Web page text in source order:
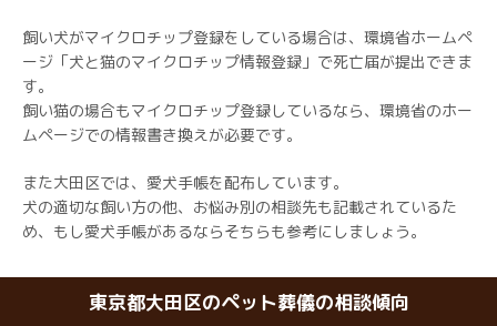
飼い犬がマイクロチップ登録をしている場合は、環境省ホームペ
ージ「犬と猫のマイクロチップ情報登録」で死亡届が提出できま
す。
飼い猫の場合もマイクロチップ登録しているなら、環境省のホー
ムページでの情報書き換えが必要です。
また大田区では、愛犬手帳を配布しています。
犬の適切な飼い方の他、お悩み別の相談先も記載されているた
め、もし愛犬手帳があるならそちらも参考にしましょう。
東京都大田区のペット葬儀の相談傾向